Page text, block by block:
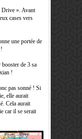
Drive ». Avant
cases vers
une portée de
de 3 sa
!
pas sonné ! Si
elle aurait
Cela aurait
car il se serait